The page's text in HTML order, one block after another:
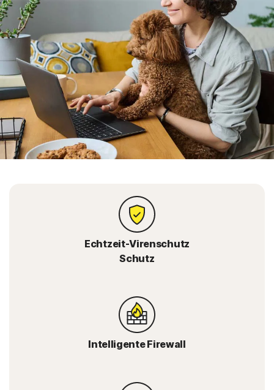
Echtzeit-Virenschutz
Schutz
Intelligente Firewall